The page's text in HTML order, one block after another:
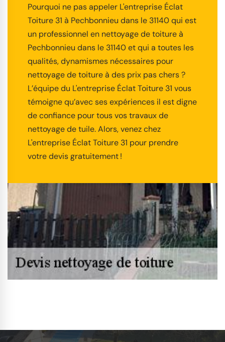
Pourquoi ne pas appeler L'entreprise Éclat
Toiture 31 à Pechbonnieu dans le 31140 qui est
un professionnel en nettoyage de toiture à
Pechbonnieu dans le 31140 et qui a toutes les
qualités, dynamismes nécessaires pour
nettoyage de toiture à des prix pas chers ?
L’équipe du L'entreprise Éclat Toiture 31 vous
témoigne qu’avec ses expériences il est digne
de confiance pour tous vos travaux de
nettoyage de tuile. Alors, venez chez
L'entreprise Éclat Toiture 31 pour prendre
votre devis gratuitement !